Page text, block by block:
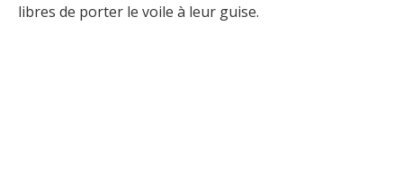
libres de porter le voile à leur guise.